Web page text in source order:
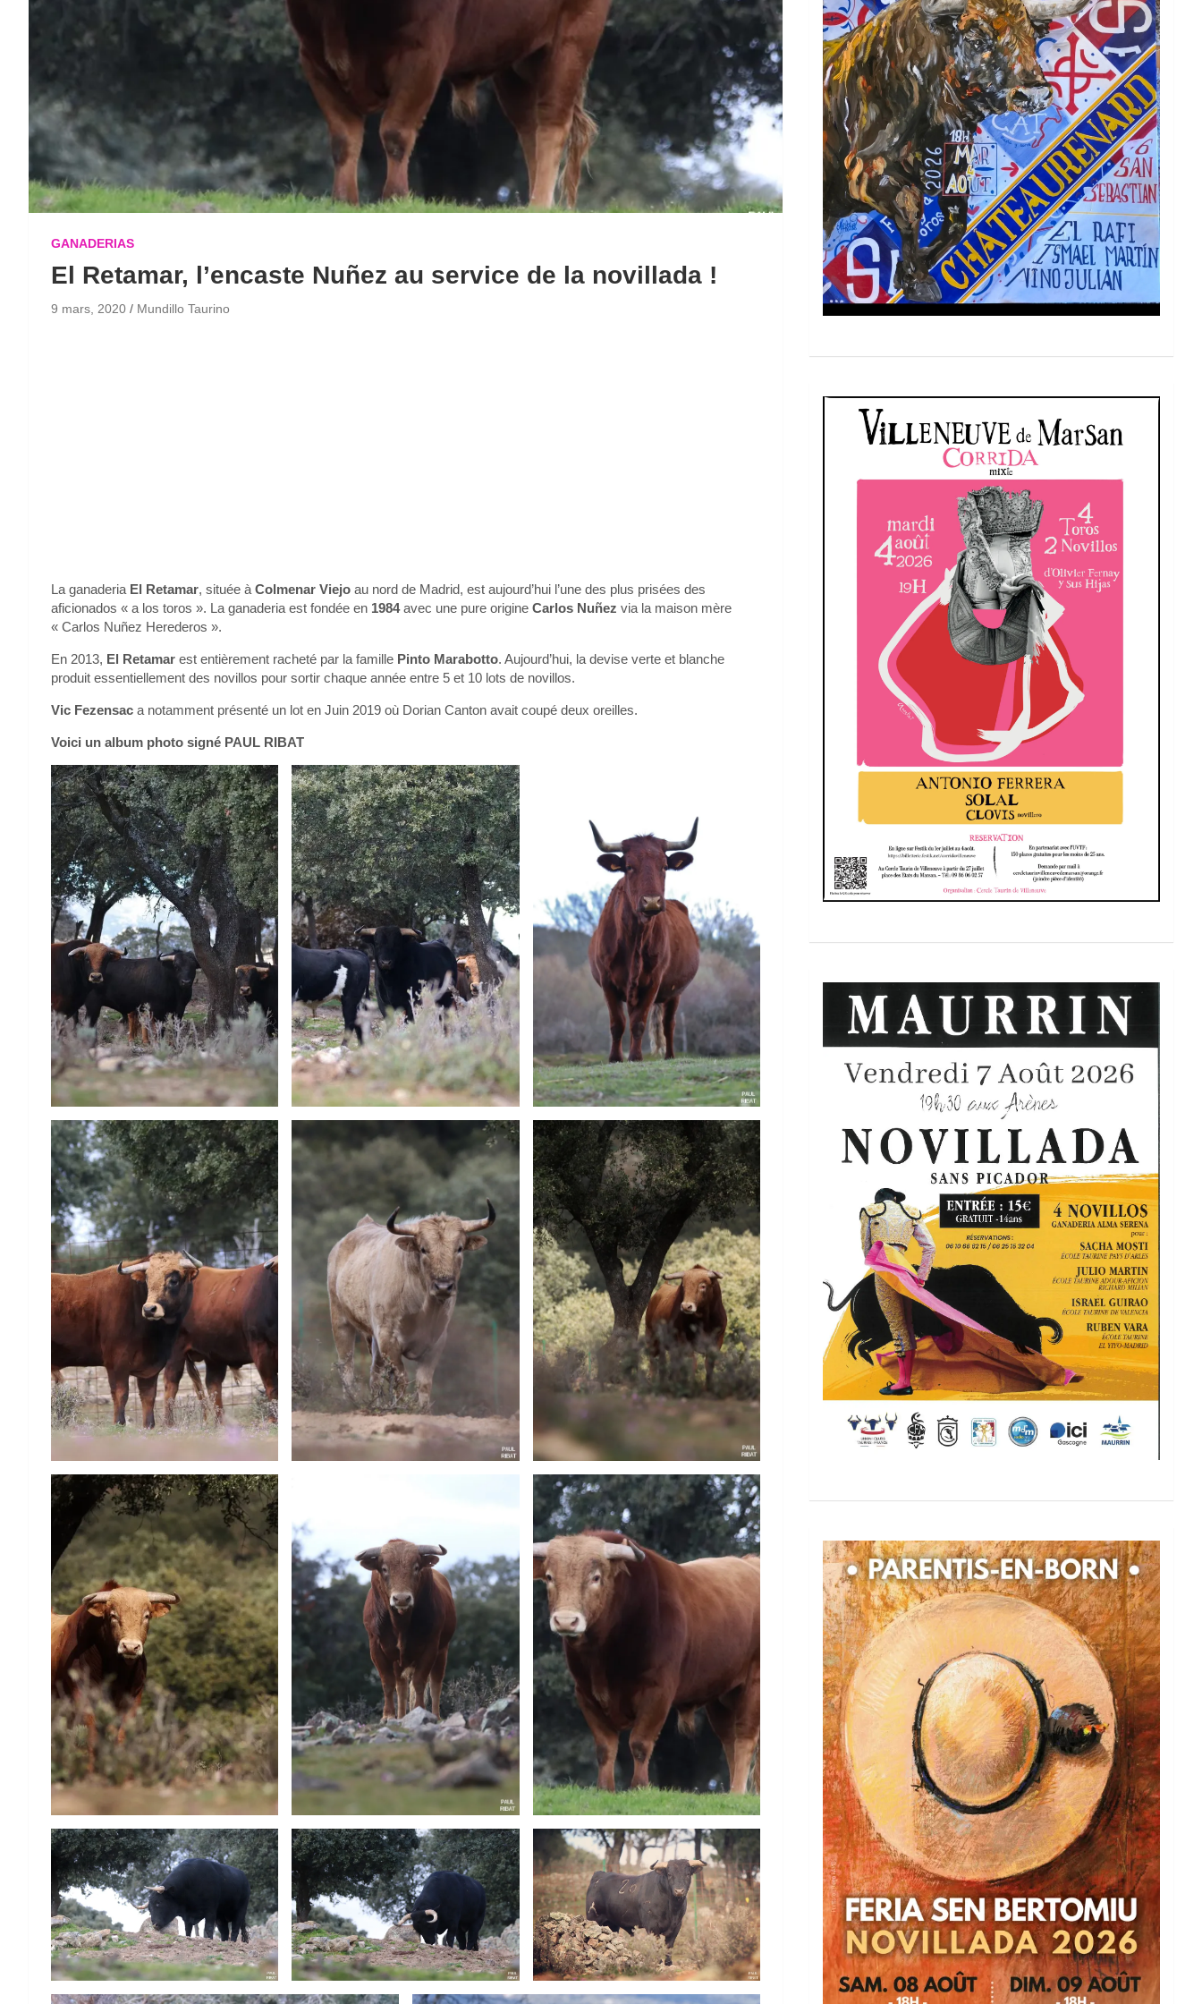
GANADERIAS
El Retamar, l’encaste Nuñez au service de la novillada !
9 mars, 2020 Mundillo Taurino
La ganaderia El Retamar, située à Colmenar Viejo au nord de Madrid, est aujourd’hui l’une des plus prisées des
aficionados « a los toros ». La ganaderia est fondée en 1984avec une pure origine Carlos Nuñez via la maison mère
« Carlos Nuñez Herederos ».
En 2013, El Retamar est entièrement racheté par la famille Pinto Marabotto. Aujourd’hui, la devise verte et blanche
produit essentiellement des novillos pour sortir chaque année entre 5 et 10 lots de novillos.
Vic Fezensac a notamment présenté un lot en Juin 2019 où Dorian Canton avait coupé deux oreilles.
Voici un album photo signé PAUL RIBAT